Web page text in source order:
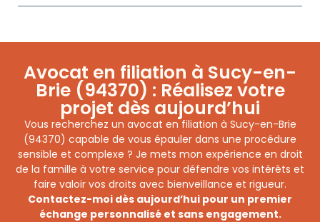
Avocat en filiation à Sucy-en-
Brie (94370) : Réalisez votre
projet dès aujourd’hui
Vous recherchez un avocat en filiation à Sucy-en-Brie
(94370) capable de vous épauler dans une procédure
sensible et complexe ? Je mets mon expérience en droit
de la famille à votre service pour défendre vos intérêts et
faire valoir vos droits avec bienveillance et rigueur.
Contactez-moi dès aujourd’hui pour un premier
échange personnalisé et sans engagement.